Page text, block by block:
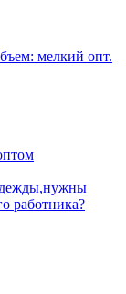
мелкий опт.
работника?